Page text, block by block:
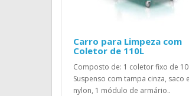
Carro para Limpeza com
Coletor de 110L
Composto de: 1 coletor fixo de
Suspenso com tampa cinza, saco
nylon, 1 módulo de armário..